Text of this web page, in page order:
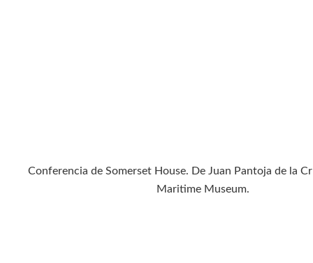
Conferencia de Somerset House. De Juan Pantoja de la
Maritime Museum.